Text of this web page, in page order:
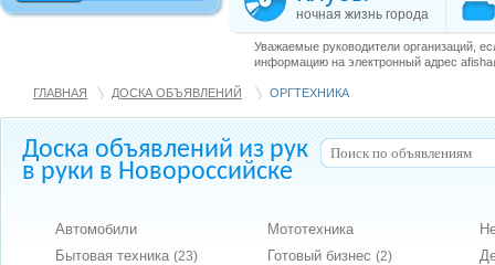
ночная жизнь города
Уважаемые руководители организаций,
информацию на электронный адрес
ГЛАВНАЯ ДОСКА ОБЪЯВЛЕНИЙ ОРГТЕХНИКА
Доска объявлений из рук
в руки в Новороссийске
Автомобили Мототехника
Бытовая техника (23) Готовый бизнес (2)